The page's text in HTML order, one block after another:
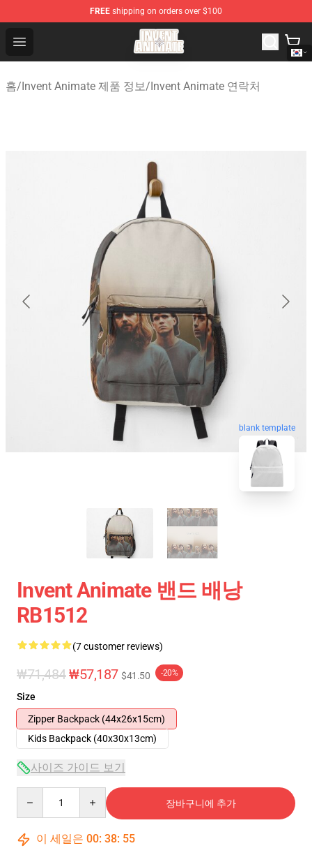
FREE shipping on orders over $100
Open menu
Invent Animate Shop - Official Invent Animate
홈/Invent Animate 제품 정보/Invent Animate 연락처
blank template
Invent Animate 밴드 배낭
RB1512
(7 customer reviews)
₩71,484₩57,187 $41.50 -20%
Size
Zipper Backpack (44x26x15cm)
Kids Backpack (40x30x13cm)
사이즈 가이드 보기
장바구니에 추가
이 세일은 00: 38: 54